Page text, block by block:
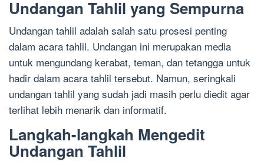
Undangan Tahlil yang Sempurna
Undangan tahlil adalah salah satu prosesi penting
dalam acara tahlil. Undangan ini merupakan media
untuk mengundang kerabat, teman, dan tetangga untuk
hadir dalam acara tahlil tersebut. Namun, seringkali
undangan tahlil yang sudah jadi masih perlu diedit agar
terlihat lebih menarik dan informatif.
Langkah-langkah Mengedit
Undangan Tahlil